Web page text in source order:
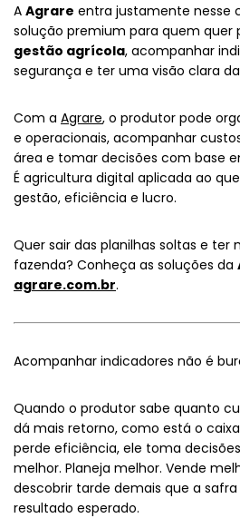
A Agrare entra justamente nesse
solução premium para quem quer
gestão agrícola, acompanhar
segurança e ter uma visão clara
Com a Agrare, o produtor pode
e operacionais, acompanhar
área e tomar decisões com base
É agricultura digital aplicada ao
gestão, eficiência e lucro.
Quer sair das planilhas soltas e ter
fazenda? Conheça as soluções da
agrare.com.br.
Acompanhar indicadores não é
Quando o produtor sabe quanto
dá mais retorno, como está o
perde eficiência, ele toma
melhor. Planeja melhor. Vende
descobrir tarde demais que a
resultado esperado.